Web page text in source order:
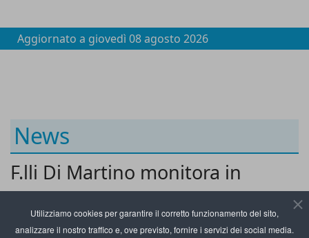
Utilizziamo cookies per garantire il corretto funzionamento del sito,
analizzare il nostro traffico e, ove previsto, fornire i servizi dei social media.
Aggiornato a giovedì 08 agosto 2026
News
F.lli Di Martino monitora in
tempo reale 1.800 rimorchi con
Webfleet